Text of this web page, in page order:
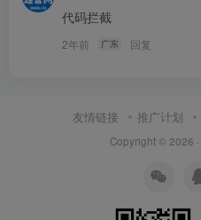
代码拦截
2年前 广东 回复
友情链接 推广计划
Copyright © 2026 ·